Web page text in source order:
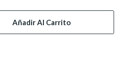
Añadir Al Carrito